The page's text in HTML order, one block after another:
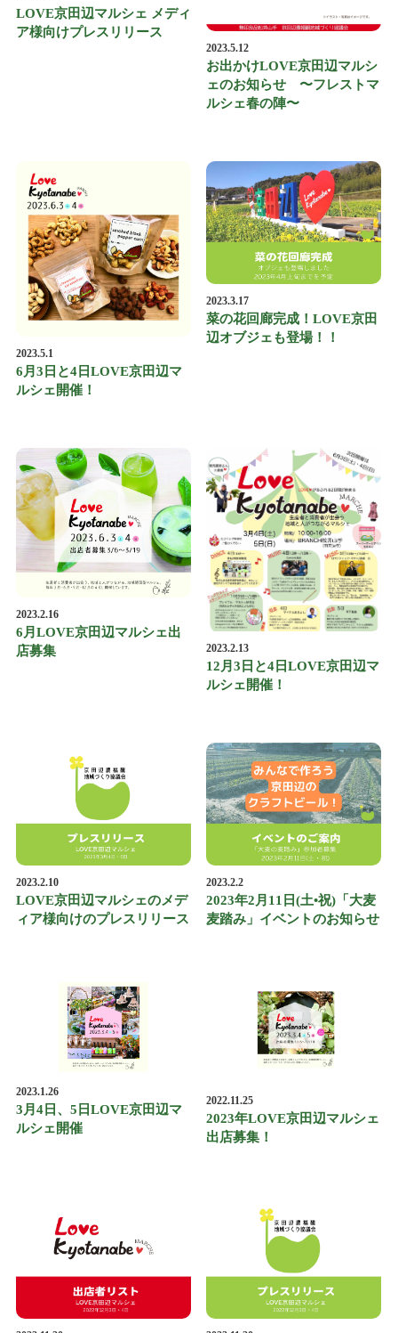
LOVE京田辺マルシェ メディ
ア様向けプレスリリース
2023.5.12
お出かけLOVE京田辺マルシ
ェのお知らせ 〜フレストマ
ルシェ春の陣〜
2023.5.1
6月3日と4日LOVE京田辺マ
ルシェ開催！
2023.3.17
菜の花回廊完成！LOVE京田
辺オブジェも登場！！
2023.2.16
6月LOVE京田辺マルシェ出
店募集
2023.2.13
12月3日と4日LOVE京田辺マ
ルシェ開催！
2023.2.10
LOVE京田辺マルシェのメデ
ィア様向けのプレスリリース
2023.2.2
2023年2月11日(土•祝)「大麦
麦踏み」イベントのお知らせ
2023.1.26
3月4日、5日LOVE京田辺マ
ルシェ開催
2022.11.25
2023年LOVE京田辺マルシェ
出店募集！